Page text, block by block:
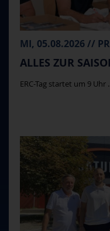
MI, 05.08.2026 //
ALLES ZUR
ERC-Tag startet um 9 Uhr